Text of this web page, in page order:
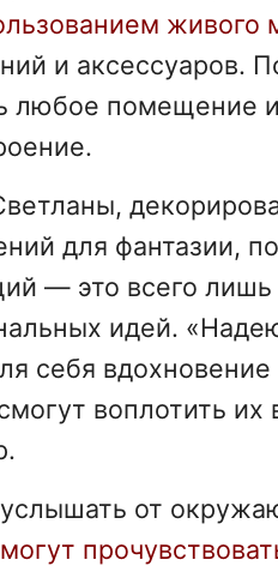
живого
и аксессуаров.
любое помещение
для фантазии,
— это всего лишь
идей.
себя
воплотить
от